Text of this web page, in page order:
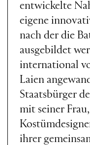
entwickelte
eigene
nach der die
ausgebildet
international
Laien
Staatsbürger
mit seiner
ihrer